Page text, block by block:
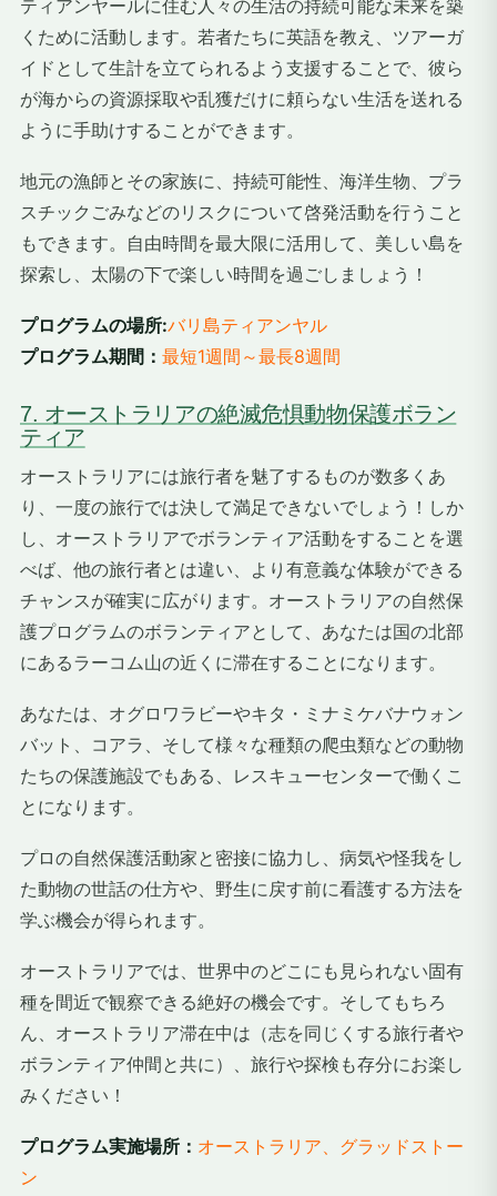
ティアンヤールに住む人々の生活の持続可能な未来を築
くために活動します。若者たちに英語を教え、ツアーガ
イドとして生計を立てられるよう支援することで、彼ら
が海からの資源採取や乱獲だけに頼らない生活を送れる
ように手助けすることができます。
地元の漁師とその家族に、持続可能性、海洋生物、プラ
スチックごみなどのリスクについて啓発活動を行うこと
もできます。自由時間を最大限に活用して、美しい島を
探索し、太陽の下で楽しい時間を過ごしましょう！
プログラムの場所:バリ島ティアンヤル
プログラム期間： 最短1週間～最長8週間
7. オーストラリアの絶滅危惧動物保護ボラン
ティア
オーストラリアには旅行者を魅了するものが数多くあ
り、一度の旅行では決して満足できないでしょう！しか
し、オーストラリアでボランティア活動をすることを選
べば、他の旅行者とは違い、より有意義な体験ができる
チャンスが確実に広がります。オーストラリアの自然保
護プログラムのボランティアとして、あなたは国の北部
にあるラーコム山の近くに滞在することになります。
あなたは、オグロワラビーやキタ・ミナミケバナウォン
バット、コアラ、そして様々な種類の爬虫類などの動物
たちの保護施設でもある、レスキューセンターで働くこ
とになります。
プロの自然保護活動家と密接に協力し、病気や怪我をし
た動物の世話の仕方や、野生に戻す前に看護する方法を
学ぶ機会が得られます。
オーストラリアでは、世界中のどこにも見られない固有
種を間近で観察できる絶好の機会です。そしてもちろ
ん、オーストラリア滞在中は（志を同じくする旅行者や
ボランティア仲間と共に）、旅行や探検も存分にお楽し
みください！
プログラム実施場所： オーストラリア、グラッドストー
ン